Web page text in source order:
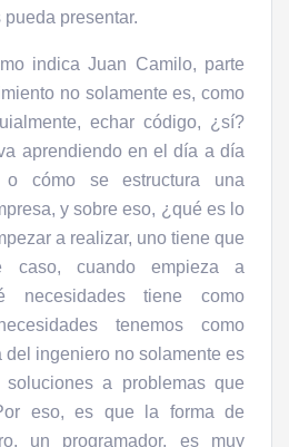
presentar.
indica Juan Camilo, parte
no solamente es, como
echar código, ¿sí?
aprendiendo en el día a día
cómo se estructura una
y sobre eso, ¿qué es lo
a realizar, uno tiene que
caso, cuando empieza a
necesidades tiene como
tenemos como
ingeniero no solamente es
soluciones a problemas que
eso, es que la forma de
un programador, es muy